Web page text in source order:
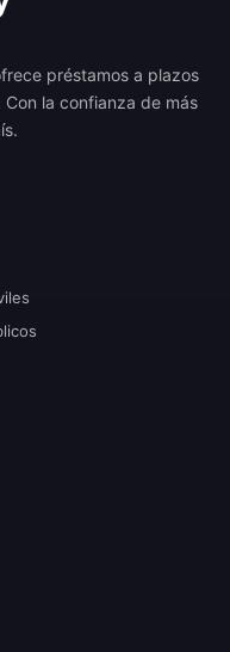
préstamos a plazos
la confianza de más